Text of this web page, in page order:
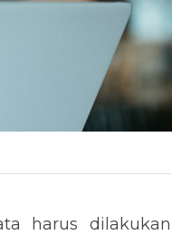
harus dilakukan